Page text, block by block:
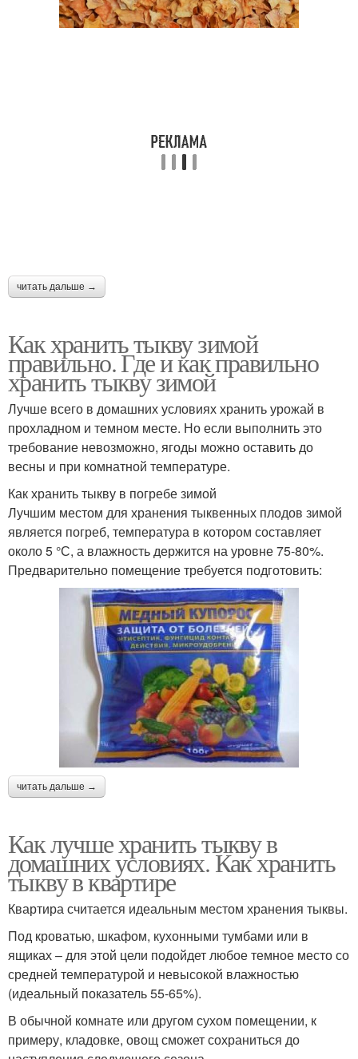
читать дальше →
Как хранить тыкву зимой
правильно. Где и как правильно
хранить тыкву зимой
Лучше всего в домашних условиях хранить урожай в
прохладном и темном месте. Но если выполнить это
требование невозможно, ягоды можно оставить до
весны и при комнатной температуре.
Как хранить тыкву в погребе зимой
Лучшим местом для хранения тыквенных плодов зимой
является погреб, температура в котором составляет
около 5 °С, а влажность держится на уровне 75-80%.
Предварительно помещение требуется подготовить:
читать дальше →
Как лучше хранить тыкву в
домашних условиях. Как хранить
тыкву в квартире
Квартира считается идеальным местом хранения тыквы.
Под кроватью, шкафом, кухонными тумбами или в
ящиках – для этой цели подойдет любое темное место со
средней температурой и невысокой влажностью
(идеальный показатель 55-65%).
В обычной комнате или другом сухом помещении, к
примеру, кладовке, овощ сможет сохраниться до